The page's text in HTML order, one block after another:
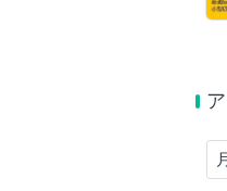
ア
ー